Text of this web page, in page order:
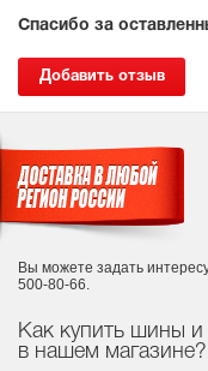
Спасибо за
Добавить отзыв
Как купить шины и
в нашем магазине?
Вы можете задать
500-80-66.